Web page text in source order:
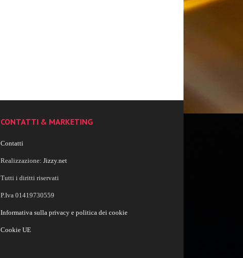
CONTATTI & MARKETING
Contatti
Realizzazione: Jizzy.net
Tutti i diritti riservati
P.Iva 01419730559
Informativa sulla privacy e politica dei cookie
Cookie UE